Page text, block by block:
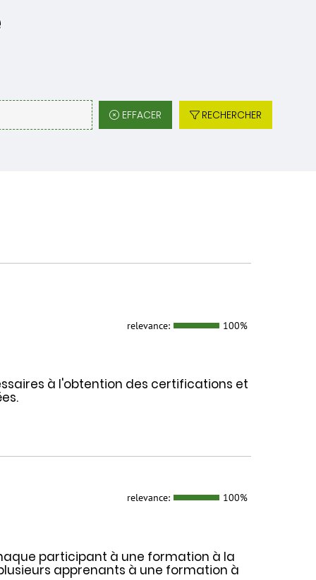
EFFACER RECHERCHER
relevance: 100%
à l'obtention des certifications et
relevance: 100%
participant à une formation à la
apprenants à une formation à